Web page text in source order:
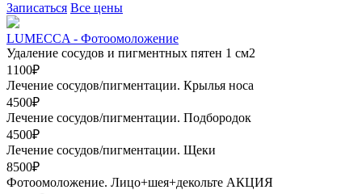
Записаться Все цены
LUMECCA - Фотоомоложение
Удаление сосудов и пигментных пятен 1 см2
1100₽
Лечение сосудов/пигментации. Крылья носа
4500₽
Лечение сосудов/пигментации. Подбородок
4500₽
Лечение сосудов/пигментации. Щеки
8500₽
Фотоомоложение. Лицо+шея+декольте АКЦИЯ